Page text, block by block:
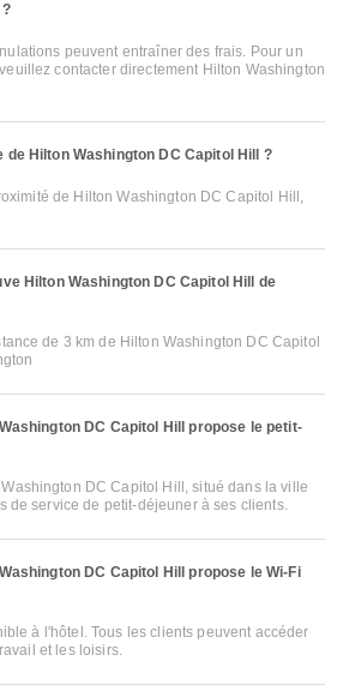
peuvent entraîner des frais. Pour un
contacter directement Hilton Washington
Hilton Washington DC Capitol Hill ?
de Hilton Washington DC Capitol Hill,
Hilton Washington DC Capitol Hill de
de 3 km de Hilton Washington DC Capitol
DC Capitol Hill propose le petit-
DC Capitol Hill, situé dans la ville
de service de petit-déjeuner à ses clients.
DC Capitol Hill propose le Wi-Fi
à l'hôtel. Tous les clients peuvent accéder
et les loisirs.